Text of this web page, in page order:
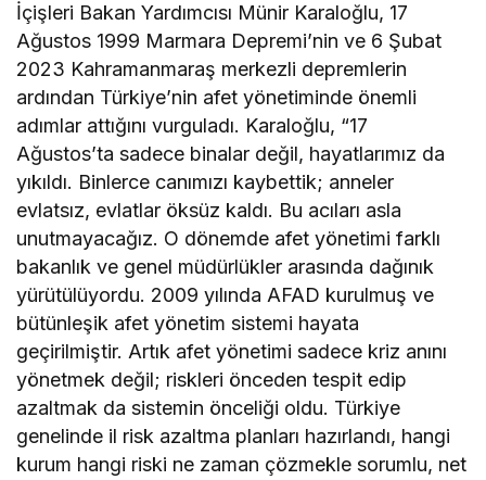
İçişleri Bakan Yardımcısı Münir Karaloğlu, 17
Ağustos 1999 Marmara Depremi’nin ve 6 Şubat
2023 Kahramanmaraş merkezli depremlerin
ardından Türkiye’nin afet yönetiminde önemli
adımlar attığını vurguladı. Karaloğlu, “17
Ağustos’ta sadece binalar değil, hayatlarımız da
yıkıldı. Binlerce canımızı kaybettik; anneler
evlatsız, evlatlar öksüz kaldı. Bu acıları asla
unutmayacağız. O dönemde afet yönetimi farklı
bakanlık ve genel müdürlükler arasında dağınık
yürütülüyordu. 2009 yılında AFAD kurulmuş ve
bütünleşik afet yönetim sistemi hayata
geçirilmiştir. Artık afet yönetimi sadece kriz anını
yönetmek değil; riskleri önceden tespit edip
azaltmak da sistemin önceliği oldu. Türkiye
genelinde il risk azaltma planları hazırlandı, hangi
kurum hangi riski ne zaman çözmekle sorumlu, net